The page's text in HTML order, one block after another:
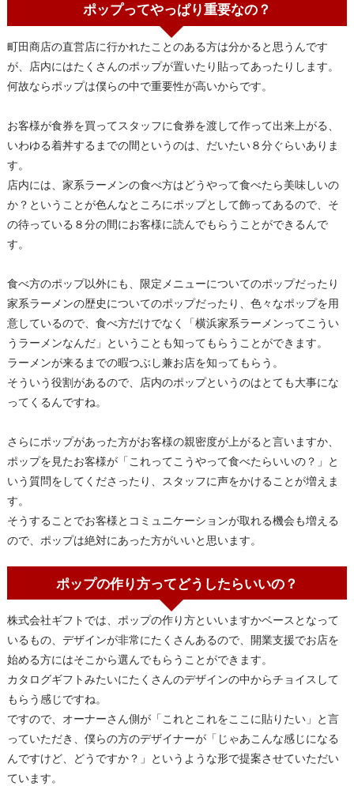
ポップってやっぱり重要なの？
町田商店の直営店に行かれたことのある方は分かると思うんです
が、店内にはたくさんのポップが置いたり貼ってあったりします。
何故ならポップは僕らの中で重要性が高いからです。
お客様が食券を買ってスタッフに食券を渡して作って出来上がる、
いわゆる着丼するまでの間というのは、だいたい８分ぐらいありま
す。
店内には、家系ラーメンの食べ方はどうやって食べたら美味しいの
か？ということが色んなところにポップとして飾ってあるので、そ
の待っている８分の間にお客様に読んでもらうことができるんで
す。
食べ方のポップ以外にも、限定メニューについてのポップだったり
家系ラーメンの歴史についてのポップだったり、色々なポップを用
意しているので、食べ方だけでなく「横浜家系ラーメンってこうい
うラーメンなんだ」ということも知ってもらうことができます。
ラーメンが来るまでの暇つぶし兼お店を知ってもらう。
そういう役割があるので、店内のポップというのはとても大事にな
ってくるんですね。
さらにポップがあった方がお客様の親密度が上がると言いますか、
ポップを見たお客様が「これってこうやって食べたらいいの？」と
いう質問をしてくださったり、スタッフに声をかけることが増えま
す。
そうすることでお客様とコミュニケーションが取れる機会も増える
ので、ポップは絶対にあった方がいいと思います。
ポップの作り方ってどうしたらいいの？
株式会社ギフトでは、ポップの作り方といいますかベースとなって
いるもの、デザインが非常にたくさんあるので、開業支援でお店を
始める方にはそこから選んでもらうことができます。
カタログギフトみたいにたくさんのデザインの中からチョイスして
もらう感じですね。
ですので、オーナーさん側が「これとこれをここに貼りたい」と言
っていただき、僕らの方のデザイナーが「じゃあこんな感じになる
んですけど、どうですか？」というような形で提案させていただい
ています。